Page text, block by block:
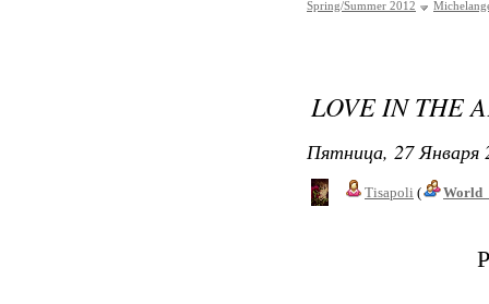
Spring/Summer 2012
LOVE IN THE
Пятница, 27 Января
Tisapoli (